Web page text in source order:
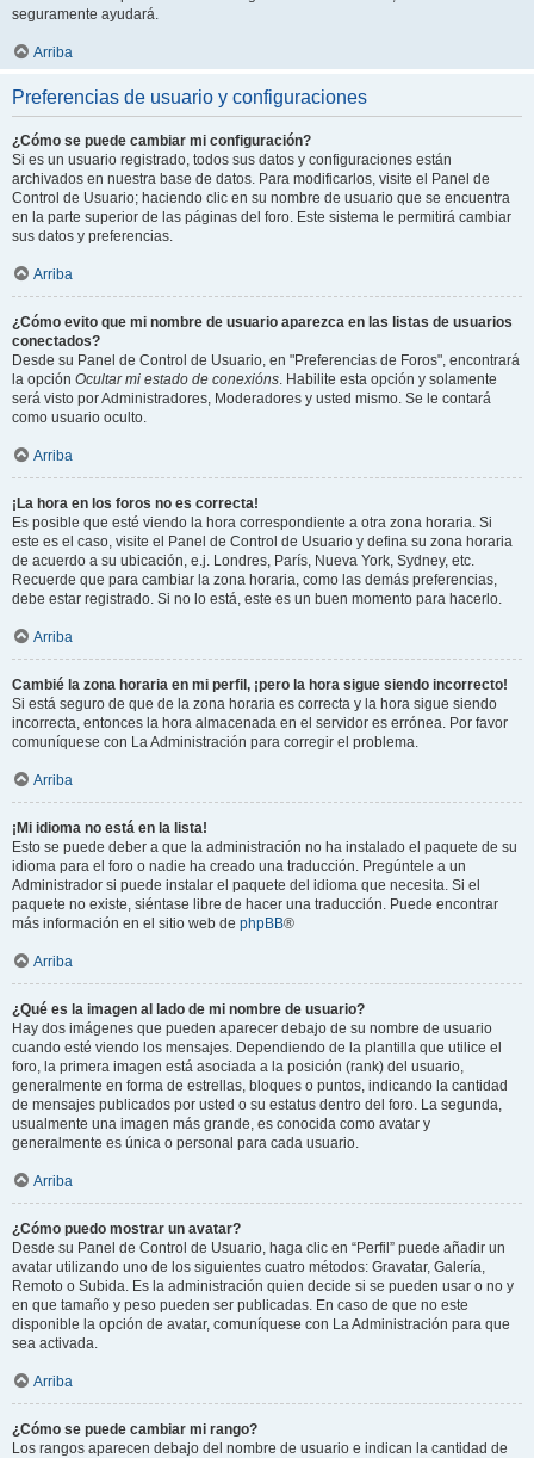
seguramente ayudará.
Arriba
Preferencias de usuario y configuraciones
¿Cómo se puede cambiar mi configuración?
Si es un usuario registrado, todos sus datos y configuraciones están
archivados en nuestra base de datos. Para modificarlos, visite el Panel de
Control de Usuario; haciendo clic en su nombre de usuario que se encuentra
en la parte superior de las páginas del foro. Este sistema le permitirá cambiar
sus datos y preferencias.
Arriba
¿Cómo evito que mi nombre de usuario aparezca en las listas de usuarios
conectados?
Desde su Panel de Control de Usuario, en "Preferencias de Foros", encontrará
la opción Ocultar mi estado de conexións. Habilite esta opción y solamente
será visto por Administradores, Moderadores y usted mismo. Se le contará
como usuario oculto.
Arriba
¡La hora en los foros no es correcta!
Es posible que esté viendo la hora correspondiente a otra zona horaria. Si
este es el caso, visite el Panel de Control de Usuario y defina su zona horaria
de acuerdo a su ubicación, e.j. Londres, París, Nueva York, Sydney, etc.
Recuerde que para cambiar la zona horaria, como las demás preferencias,
debe estar registrado. Si no lo está, este es un buen momento para hacerlo.
Arriba
Cambié la zona horaria en mi perfil, ¡pero la hora sigue siendo incorrecto!
Si está seguro de que de la zona horaria es correcta y la hora sigue siendo
incorrecta, entonces la hora almacenada en el servidor es errónea. Por favor
comuníquese con La Administración para corregir el problema.
Arriba
¡Mi idioma no está en la lista!
Esto se puede deber a que la administración no ha instalado el paquete de su
idioma para el foro o nadie ha creado una traducción. Pregúntele a un
Administrador si puede instalar el paquete del idioma que necesita. Si el
paquete no existe, siéntase libre de hacer una traducción. Puede encontrar
más información en el sitio web de phpBB®
Arriba
¿Qué es la imagen al lado de mi nombre de usuario?
Hay dos imágenes que pueden aparecer debajo de su nombre de usuario
cuando esté viendo los mensajes. Dependiendo de la plantilla que utilice el
foro, la primera imagen está asociada a la posición (rank) del usuario,
generalmente en forma de estrellas, bloques o puntos, indicando la cantidad
de mensajes publicados por usted o su estatus dentro del foro. La segunda,
usualmente una imagen más grande, es conocida como avatar y
generalmente es única o personal para cada usuario.
Arriba
¿Cómo puedo mostrar un avatar?
Desde su Panel de Control de Usuario, haga clic en “Perfil” puede añadir un
avatar utilizando uno de los siguientes cuatro métodos: Gravatar, Galería,
Remoto o Subida. Es la administración quien decide si se pueden usar o no y
en que tamaño y peso pueden ser publicadas. En caso de que no este
disponible la opción de avatar, comuníquese con La Administración para que
sea activada.
Arriba
¿Cómo se puede cambiar mi rango?
Los rangos aparecen debajo del nombre de usuario e indican la cantidad de